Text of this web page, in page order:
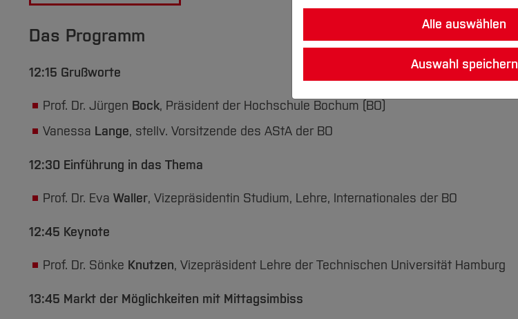
Das Programm
12:15 Grußworte
Prof. Dr. Jürgen Bock, Präsident der Hochschule Bochum (BO)
Vanessa Lange, stellv. Vorsitzende des AStA der BO
12:30 Einführung in das Thema
Prof. Dr. Eva Waller, Vizepräsidentin Studium, Lehre, Internationales der BO
12:45 Keynote
Prof. Dr. Sönke Knutzen, Vizepräsident Lehre der Technischen Universität Hamburg
13:45 Markt der Möglichkeiten mit Mittagsimbiss
Alle auswählen
Auswahl speichern